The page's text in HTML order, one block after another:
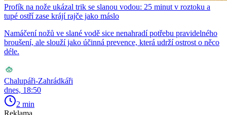
Profík na nože ukázal trik se slanou vodou: 25 minut v roztoku a
tupé ostří zase krájí rajče jako máslo
Namáčení nožů ve slané vodě sice nenahradí potřebu pravidelného
broušení, ale slouží jako účinná prevence, která udrží ostrost o něco
déle.
Chalupáři-Zahrádkáři
dnes, 18:50
2 min